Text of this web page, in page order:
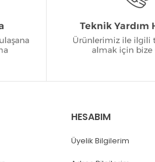
HESABIM
Üyelik Bilgilerim